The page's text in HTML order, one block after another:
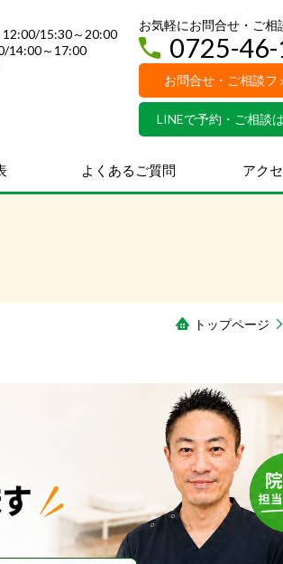
12:00/15:30～20:00
14:00～17:00
お気軽にお問合せ・ご相
0725-
お問合せ・ご相談フ
LINEで予約・ご相談
よくあるご質問 アク
トップページ